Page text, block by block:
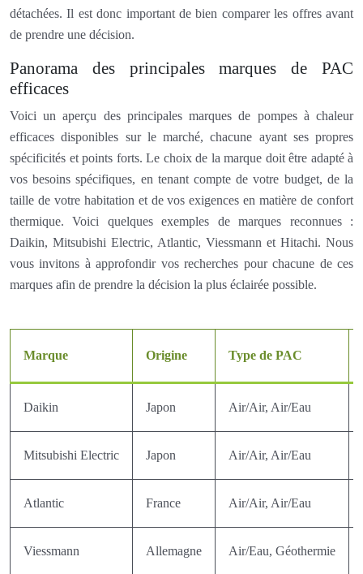
détachées. Il est donc important de bien comparer les offres avant
de prendre une décision.
Panorama des principales marques de PAC
efficaces
Voici un aperçu des principales marques de pompes à chaleur
efficaces disponibles sur le marché, chacune ayant ses propres
spécificités et points forts. Le choix de la marque doit être adapté à
vos besoins spécifiques, en tenant compte de votre budget, de la
taille de votre habitation et de vos exigences en matière de confort
thermique. Voici quelques exemples de marques reconnues :
Daikin, Mitsubishi Electric, Atlantic, Viessmann et Hitachi. Nous
vous invitons à approfondir vos recherches pour chacune de ces
marques afin de prendre la décision la plus éclairée possible.
Marque Origine Type de PAC
Daikin Japon Air/Air, Air/Eau
Mitsubishi Electric Japon Air/Air, Air/Eau
Atlantic France Air/Air, Air/Eau
Viessmann Allemagne Air/Eau, Géothermie